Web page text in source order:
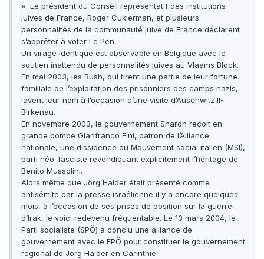
». Le président du Conseil représentatif des institutions
juives de France, Roger Cukierman, et plusieurs
personnalités de la communauté juive de France déclarent
s’apprêter à voter Le Pen.
Un virage identique est observable en Belgique avec le
soutien inattendu de personnalités juives au Vlaams Block.
En mai 2003, les Bush, qui tirent une partie de leur fortune
familiale de l’exploitation des prisonniers des camps nazis,
lavent leur nom à l’occasion d’une visite d’Auschwitz II-
Birkenau.
En novembre 2003, le gouvernement Sharon reçoit en
grande pompe Gianfranco Fini, patron de l’Alliance
nationale, une dissidence du Mouvement social italien (MSI),
parti néo-fasciste revendiquant explicitement l’héritage de
Benito Mussolini.
Alors même que Jörg Haider était présenté comme
antisémite par la presse israélienne il y a encore quelques
mois, à l’occasion de ses prises de position sur la guerre
d’Irak, le voici redevenu fréquentable. Le 13 mars 2004, le
Parti socialiste (SPÖ) a conclu une alliance de
gouvernement avec le FPÖ pour constituer le gouvernement
régional de Jörg Haider en Carinthie.